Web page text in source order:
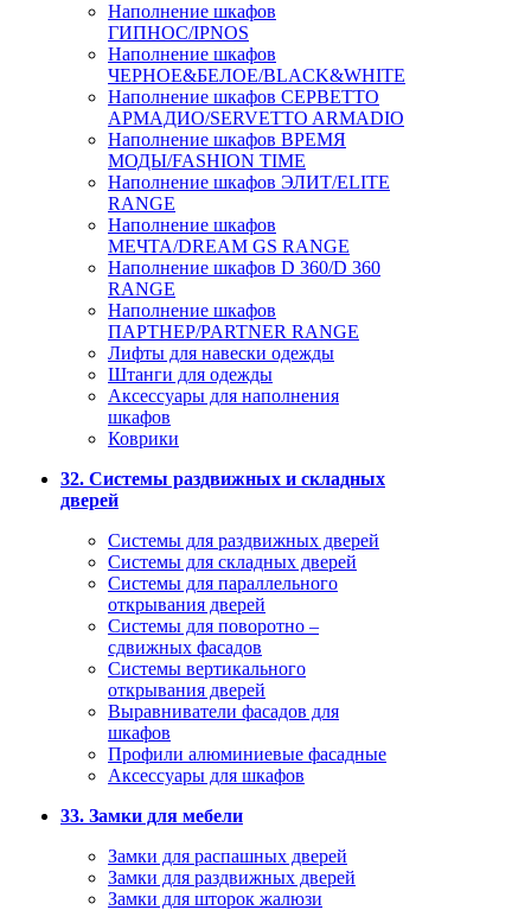
Наполнение шкафов
ГИПНОС/IPNOS
Наполнение шкафов
ЧЕРНОЕ&БЕЛОЕ/BLACK&WHITE
Наполнение шкафов СЕРВЕТТО
АРМАДИО/SERVETTO ARMADIO
Наполнение шкафов ВРЕМЯ
МОДЫ/FASHION TIME
Наполнение шкафов ЭЛИТ/ELITE
RANGE
Наполнение шкафов
МЕЧТА/DREAM GS RANGE
Наполнение шкафов D 360/D 360
RANGE
Наполнение шкафов
ПАРТНЕР/PARTNER RANGE
Лифты для навески одежды
Штанги для одежды
Аксессуары для наполнения
шкафов
Коврики
32. Системы раздвижных и складных
дверей
Системы для раздвижных дверей
Системы для складных дверей
Системы для параллельного
открывания дверей
Системы для поворотно –
сдвижных фасадов
Системы вертикального
открывания дверей
Выравниватели фасадов для
шкафов
Профили алюминиевые фасадные
Аксессуары для шкафов
33. Замки для мебели
Замки для распашных дверей
Замки для раздвижных дверей
Замки для шторок жалюзи